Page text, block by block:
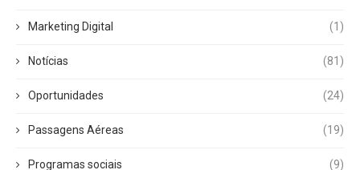
Marketing Digital (1)
Notícias (81)
Oportunidades (24)
Passagens Aéreas (19)
Programas sociais (9)